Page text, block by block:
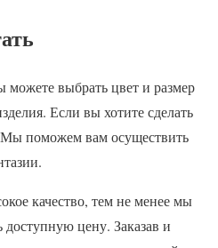
выбрать цвет и размер
Если вы хотите сделать
поможем вам осуществить
качество, тем не менее мы
доступную цену. Заказав и